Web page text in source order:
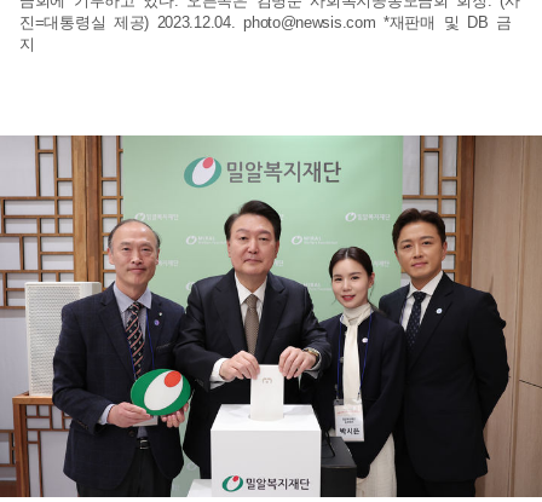
진=대통령실 제공) 2023.12.04.photo@newsis.com *재판매 및 DB 금
지